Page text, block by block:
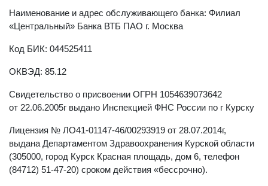
Наименование и адрес обслуживающего банка: Филиал
«Центральный» Банка ВТБ ПАО г. Москва
Код БИК: 044525411
ОКВЭД: 85.12
Свидетельство о присвоении ОГРН 1054639073642
от 22.06.2005г выдано Инспекцией ФНС России по г Курску
Лицензия № ЛО41-01147-46/00293919 от 28.07.2014г,
выдана Департаментом Здравоохранения Курской области
(305000, город Курск Красная площадь, дом 6, телефон
(84712) 51-47-20) сроком действия «бессрочно).